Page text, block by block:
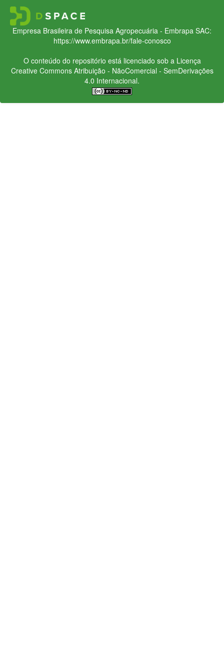
Empresa Brasileira de Pesquisa Agropecuária - Embrapa SAC:
https://www.embrapa.br/fale-conosco
O conteúdo do repositório está licenciado sob a Licença
Creative CommonsAtribuição - NãoComercial - SemDerivações
4.0 Internacional.